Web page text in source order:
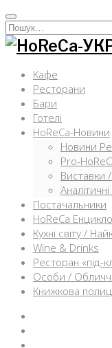
Перейти
к
содержимому
Искать:
Кафе
Ресторани
Бари
Готелі
HoReCa-Новини
Новини
Pro-
Виставки
Постачальники
HoReCa
Кухні світу /
Wine & Drinks
Ресторан «під-
Особи /
Книжкова